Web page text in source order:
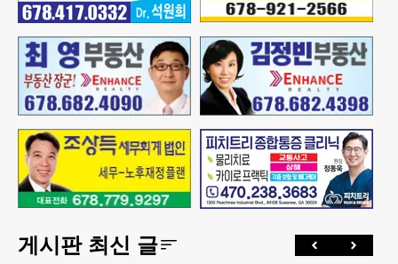
게시판 최신 글